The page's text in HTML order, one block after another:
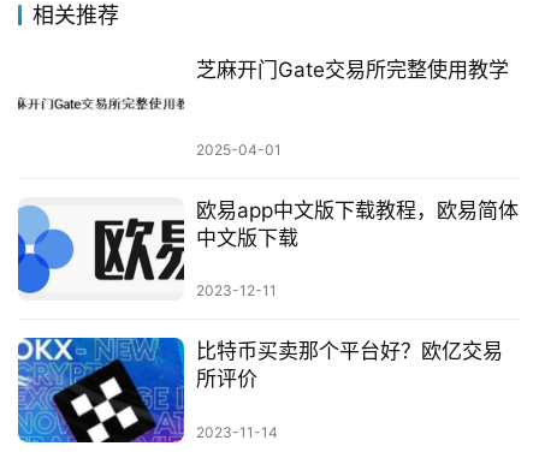
相关推荐
芝麻开门Gate交易所完整使用教学
2025-04-01
欧易app中文版下载教程，欧易简体
中文版下载
2023-12-11
比特币买卖那个平台好？欧亿交易
所评价
2023-11-14